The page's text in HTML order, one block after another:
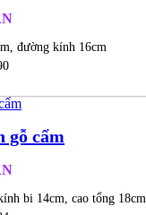
đường kính 16cm
gỗ cẩm
bi 14cm, cao tổng 18cm